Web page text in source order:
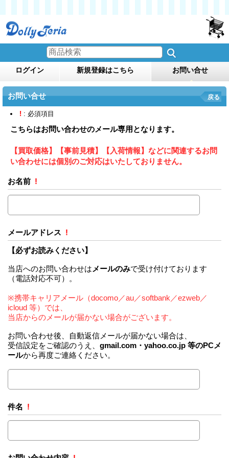
ログイン 新規登録はこちら お問い合せ
お問い合せ 戻る
! : 必須項目
こちらはお問い合わせのメール専用となります。
【買取価格】【事前見積】【入荷情報】などに関連するお問
い合わせには個別のご対応はいたしておりません。
お名前 !
メールアドレス !
【必ずお読みください】
当店へのお問い合わせは メールのみで受け付けております
（電話対応不可）。
※携帯キャリアメール（docomo／au／softbank／ezweb／
icloud 等）では、
当店からのメールが届かない場合がございます。
お問い合わせ後、自動返信メールが届かない場合は、
受信設定をご確認のうえ、 gmail.com・yahoo.co.jp 等のPCメ
ールから再度ご連絡ください。
件名 !